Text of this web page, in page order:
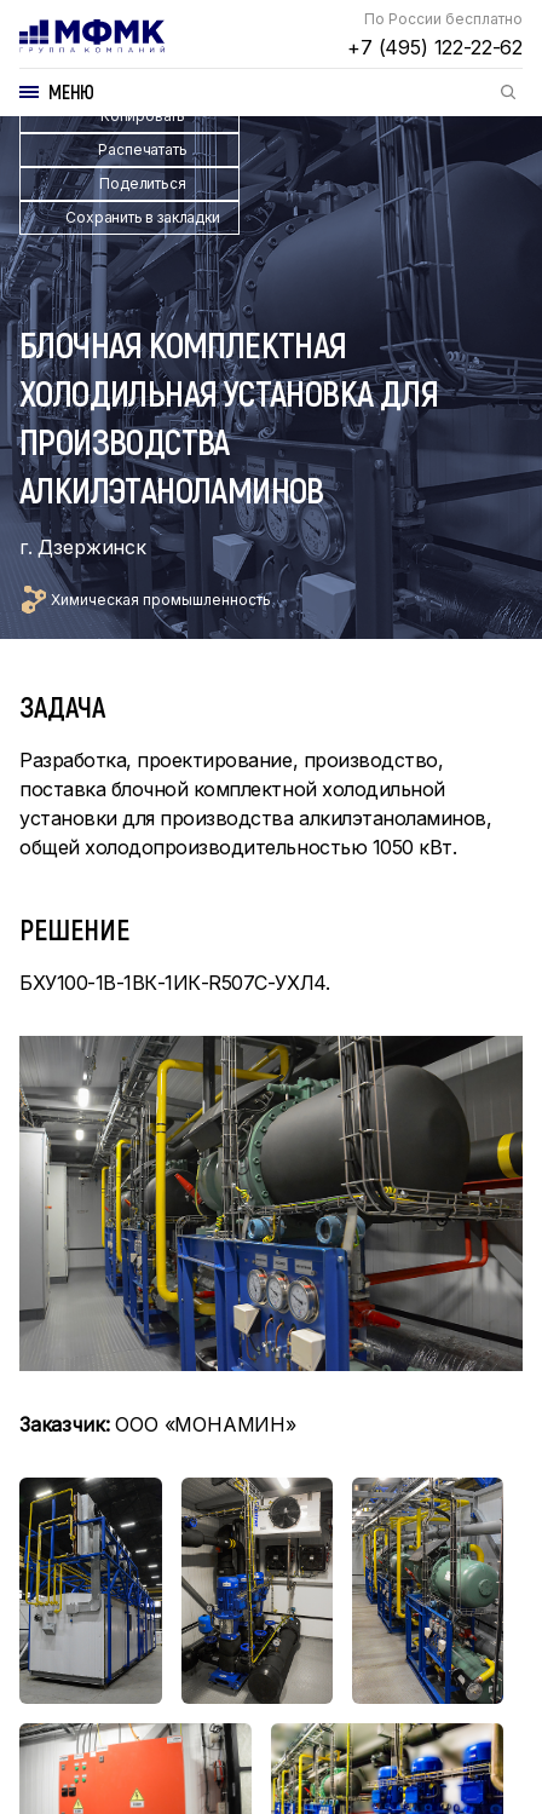
По России бесплатно
+7 (495) 122-22-62
МЕНЮ
Копировать
Распечатать
Поделиться
Сохранить в закладки
БЛОЧНАЯ КОМПЛЕКТНАЯ
ХОЛОДИЛЬНАЯ УСТАНОВКА ДЛЯ
ПРОИЗВОДСТВА
АЛКИЛЭТАНОЛАМИНОВ
г. Дзержинск
Химическая промышленность
ЗАДАЧА
Разработка, проектирование, производство,
поставка блочной комплектной холодильной
установки для производства алкилэтаноламинов,
общей холодопроизводительностью 1050 кВт.
РЕШЕНИЕ
БХУ100-1В-1ВК-1ИК-R507C-УХЛ4.
Заказчик:ООО «МОНАМИН»